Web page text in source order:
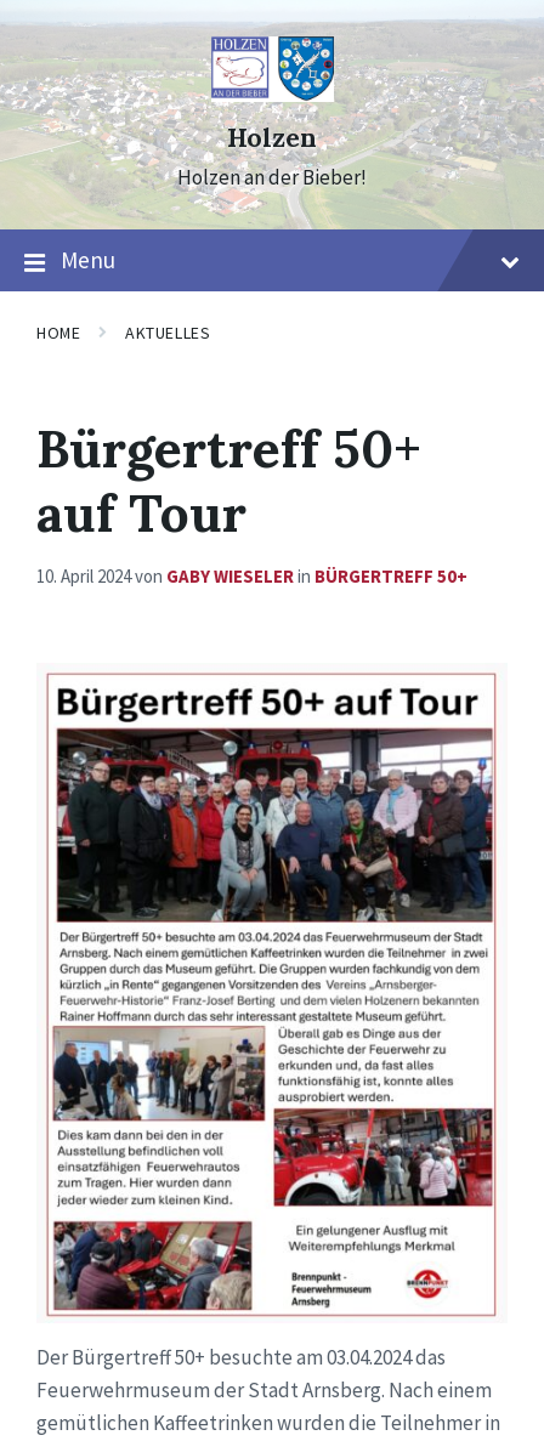
to
content
to
navigation
to
footer
Holzen
Holzen an der Bieber!
Menu
HOME AKTUELLES
Bürgertreff 50+
auf Tour
10. April 2024von GABY WIESELERin BÜRGERTREFF 50+
Der Bürgertreff 50+ besuchte am 03.04.2024 das
Feuerwehrmuseum der Stadt Arnsberg. Nach einem
gemütlichen Kaffeetrinken wurden die Teilnehmer in